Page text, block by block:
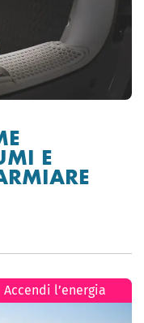
E
Accendi l’energia